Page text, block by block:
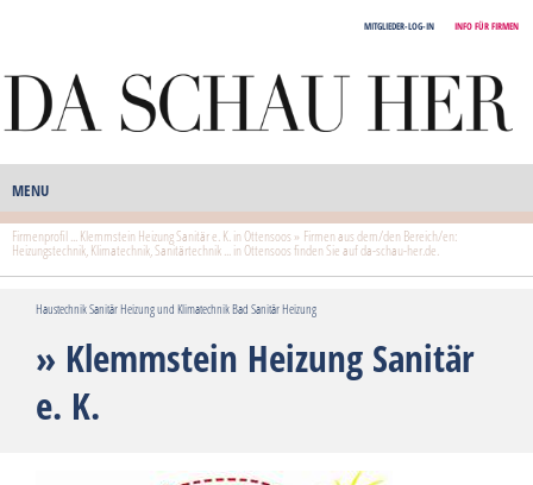
MITGLIEDER-LOG-IN INFO FÜR FIRMEN
MENU
Firmenprofil ... Klemmstein Heizung Sanitär e. K. in Ottensoos » Firmen aus dem/den Bereich/en:
Heizungstechnik, Klimatechnik, Sanitärtechnik ... in Ottensoos finden Sie auf da-schau-her.de.
Haustechnik Sanitär Heizung und Klimatechnik Bad Sanitär Heizung
» Klemmstein Heizung Sanitär
e. K.